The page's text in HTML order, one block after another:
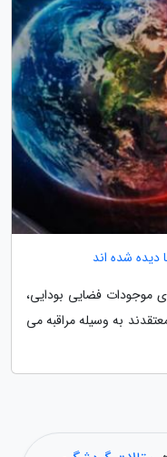
دیده شده اند
موجودات فضایی بودایی،
معتقدند به وسیله مراقبه می